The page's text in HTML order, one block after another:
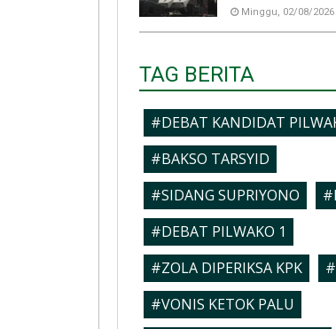
Minggu, 02/08/2026
TAG BERITA
#DEBAT KANDIDAT
#BAKSO TARSYID
#SIDANG SUPRIYONO
#DEBAT PILWAKO 1
#ZOLA DIPERIKSA KPK
#VONIS KETOK PALU